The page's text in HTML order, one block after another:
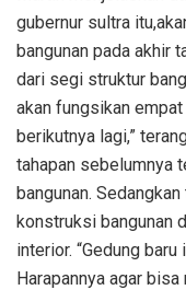
gubernur sultra
bangunan pada akhir
dari segi struktur
akan fungsikan
berikutnya lagi,”
tahapan sebelumnya
bangunan.
konstruksi bangunan
interior. “Gedung
Harapannya agar